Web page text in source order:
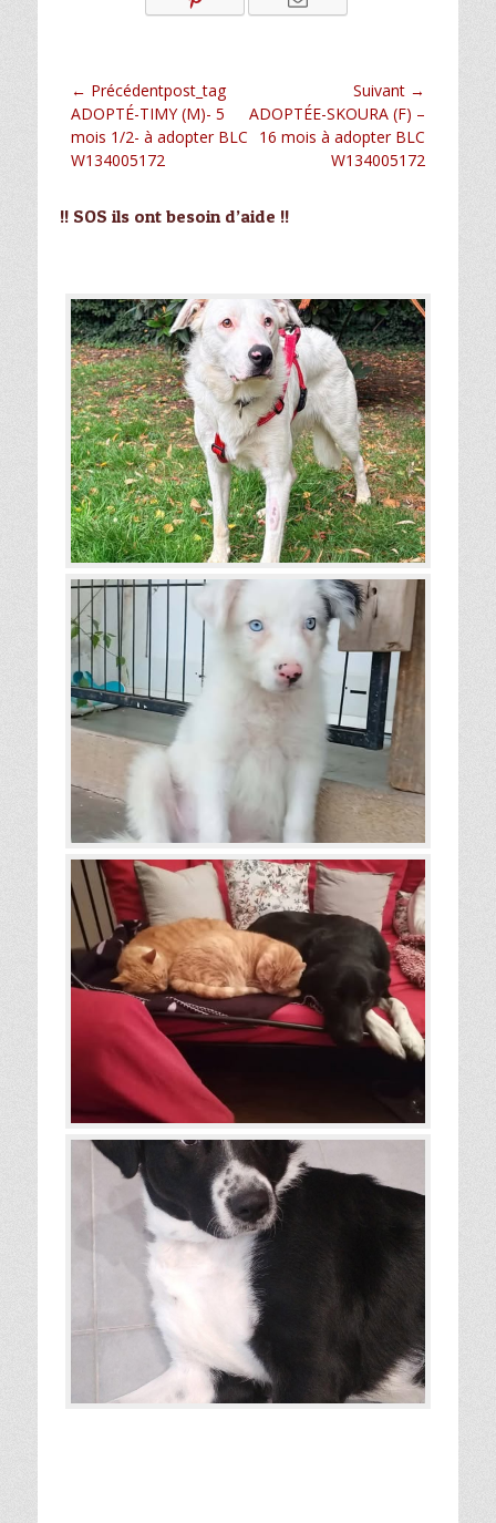
Navigation
de
l’article
← Précédentpost_tag
Article
précédent :
ADOPTÉ-TIMY (M)- 5
mois 1/2- à adopter BLC
W134005172
Suivant →
Article
suivant :
ADOPTÉE-SKOURA (F) –
16 mois à adopter BLC
W134005172
!! SOS ils ont besoin d’aide !!